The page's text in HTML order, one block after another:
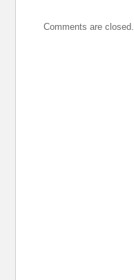
Comments are closed.